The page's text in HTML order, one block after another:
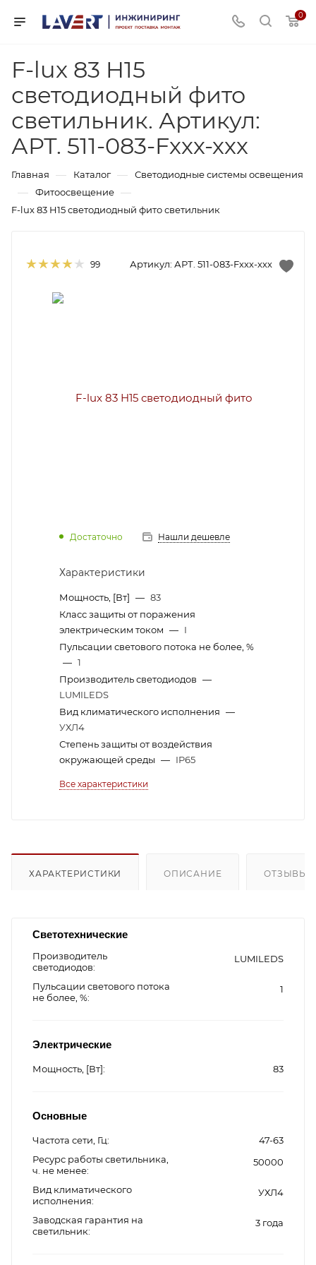
0
F-lux 83 H15
светодиодный фито
светильник. Артикул:
АРТ. 511-083-Fххх-ххх
Главная — Каталог — Светодиодные системы освещения
— Фитоосвещение —
F-lux 83 H15 светодиодный фито светильник
99 Артикул: АРТ. 511-083-Fххх-ххх
Достаточно Нашли дешевле
Характеристики
Мощность, [Вт] — 83
Класс защиты от поражения
электрическим током — I
Пульсации светового потока не более, %
— 1
Производитель светодиодов —
LUMILEDS
Вид климатического исполнения —
УХЛ4
Степень защиты от воздействия
окружающей среды — IP65
Все характеристики
ХАРАКТЕРИСТИКИ ОПИСАНИЕ ОТЗЫВЫ
Светотехнические
Производитель
светодиодов
LUMILEDS
Пульсации светового потока
не более, %
1
Электрические
Мощность, [Вт] 83
Основные
Частота сети, Гц
47-63
Ресурс работы светильника,
ч. не менее
50000
Вид климатического
исполнения
УХЛ4
Заводская гарантия на
светильник
3 года